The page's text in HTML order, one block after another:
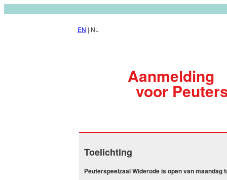
EN | NL
Aanmelding
voor
Toelichting
Peuterspeelzaal Widerode is open van maandag